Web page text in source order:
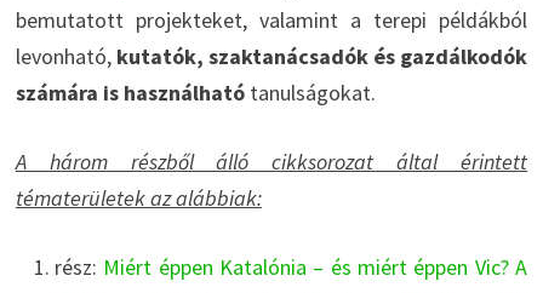
bemutatott projekteket, valamint a terepi példákból
levonható, kutatók, szaktanácsadók és gazdálkodók
számára is használhatótanulságokat.
A három részből álló cikksorozat által érintett
tématerületek az alábbiak:
rész: Miért éppen Katalónia – és miért éppen Vic? A